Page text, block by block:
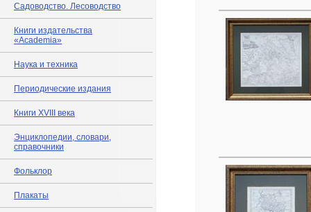
Садоводство. Лесоводство
Книги издательства
«Academia»
Наука и техника
Периодические издания
Книги XVIII века
Энциклопедии, словари,
справочники
Фольклор
Плакаты